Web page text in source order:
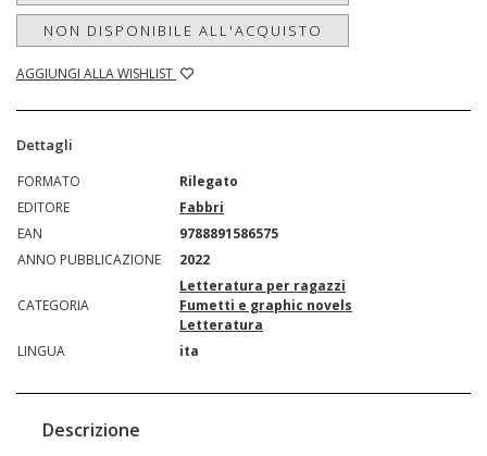
NON DISPONIBILE ALL'ACQUISTO
AGGIUNGI ALLA WISHLIST
Dettagli
FORMATO
Rilegato
EDITORE
Fabbri
EAN
9788891586575
ANNO PUBBLICAZIONE
2022
CATEGORIA
Letteratura per ragazzi
Fumetti e graphic novels
Letteratura
LINGUA
ita
Descrizione